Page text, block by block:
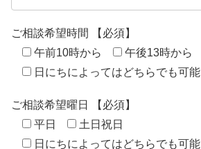
ご相談希望時間 【必須】
午前10時から
午後13時から
日にちによってはどちらでも可能
ご相談希望曜日 【必須】
平日
土日祝日
日にちによってはどちらでも可能